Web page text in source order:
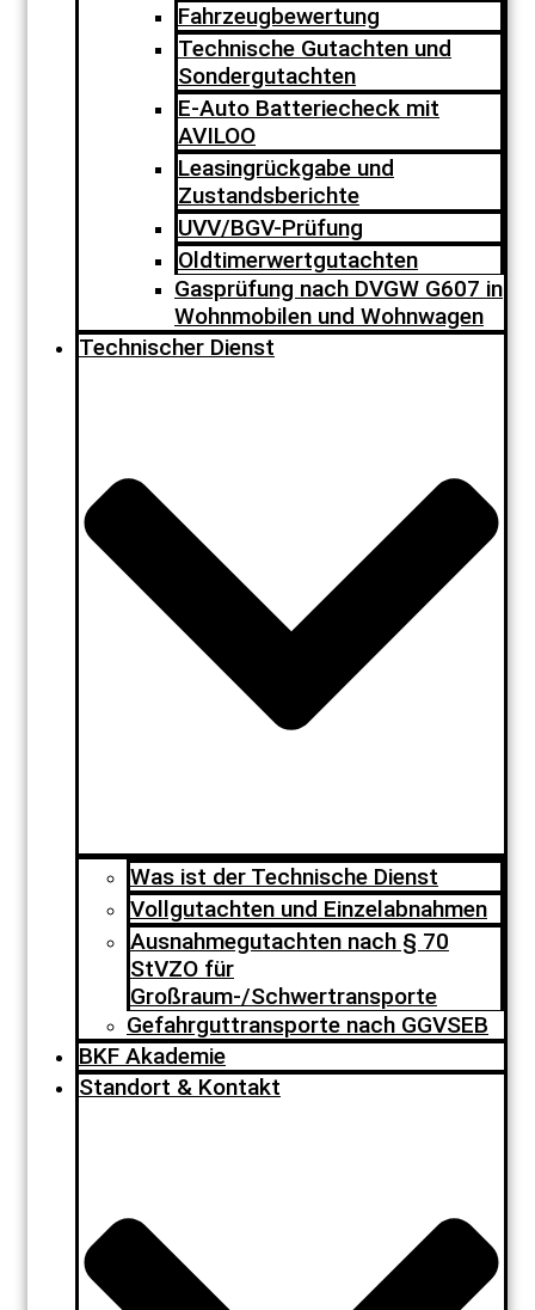
Fahrzeugbewertung
Technische Gutachten und
Sondergutachten
E-Auto Batteriecheck mit
AVILOO
Leasingrückgabe und
Zustandsberichte
UVV/BGV-Prüfung
Oldtimerwertgutachten
Gasprüfung nach DVGW G607 in
Wohnmobilen und Wohnwagen
Technischer Dienst
Was ist der Technische Dienst
Vollgutachten und Einzelabnahmen
Ausnahmegutachten nach § 70
StVZO für
Großraum-/Schwertransporte
Gefahrguttransporte nach GGVSEB
BKF Akademie
Standort & Kontakt